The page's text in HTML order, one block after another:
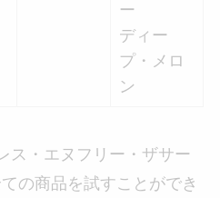
ー
ディー
プ・メロ
ン
ス・エヌフリー・ザサー
の商品を試すことができ